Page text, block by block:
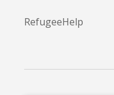
RefugeeHelp